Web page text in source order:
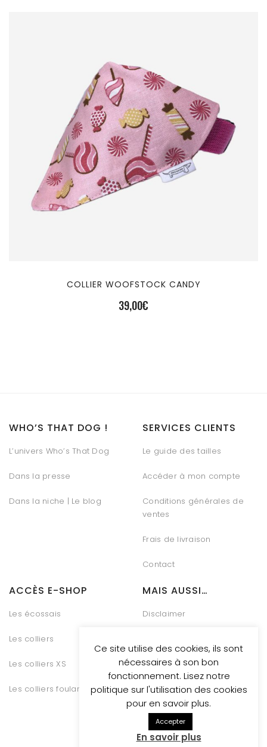
COLLIER WOOFSTOCK CANDY
39,00€
WHO’S THAT DOG !
L’univers Who’s That Dog
Dans la presse
Dans la niche | Le blog
SERVICES CLIENTS
Le guide des tailles
Accéder à mon compte
Conditions générales de
ventes
Frais de livraison
Contact
ACCÈS E-SHOP
Les écossais
Les colliers
Les colliers XS
Les colliers foulards
MAIS AUSSI…
Disclaimer
Gestion des Cookies
Conditions générales de
vente
Ce site utilise des cookies, ils sont
nécessaires à son bon
fonctionnement. Lisez notre
politique sur l'utilisation des cookies
pour en savoir plus.
Accepter
En savoir plus